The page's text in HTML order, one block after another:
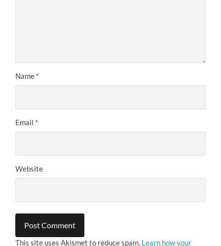
Name *
Email *
Website
This site uses Akismet to reduce spam. Learn how your